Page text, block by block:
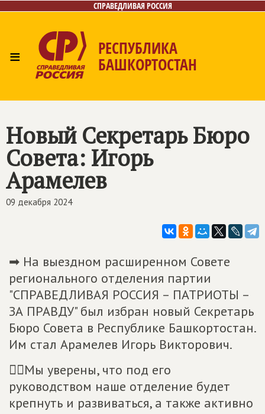
СПРАВЕДЛИВАЯ РОССИЯ
≡ РЕСПУБЛИКА
БАШКОРТОСТАН
Контакты
Новый Секретарь Бюро
Совета: Игорь
Арамелев
09 декабря 2024
➡ На выездном расширенном Совете
регионального отделения партии
"СПРАВЕДЛИВАЯ РОССИЯ – ПАТРИОТЫ –
ЗА ПРАВДУ" был избран новый Секретарь
Бюро Совета в Республике Башкортостан.
Им стал Арамелев Игорь Викторович.
☝🏻Мы уверены, что под его
руководством наше отделение будет
крепнуть и развиваться, а также активно